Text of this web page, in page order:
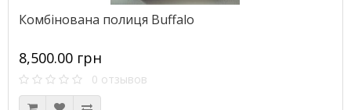
Комбінована полиця Buffalo
8,500.00 грн
0 отзывов